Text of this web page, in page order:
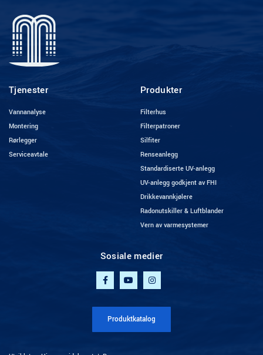
Tjenester
Vannanalyse
Montering
Rørlegger
Serviceavtale
Produkter
Filterhus
Filterpatroner
Silfiter
Renseanlegg
Standardiserte UV-anlegg
UV-anlegg godkjent av FHI
Drikkevannkjølere
Radonutskiller & Luftblander
Vern av varmesystemer
Sosiale medier
Produktkatalog